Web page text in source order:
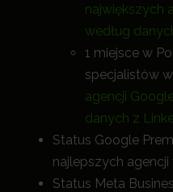
największych
według
1 miejsce w
specjalistów w
agencji
danych z
Status Google
najlepszych agencji
Status Meta